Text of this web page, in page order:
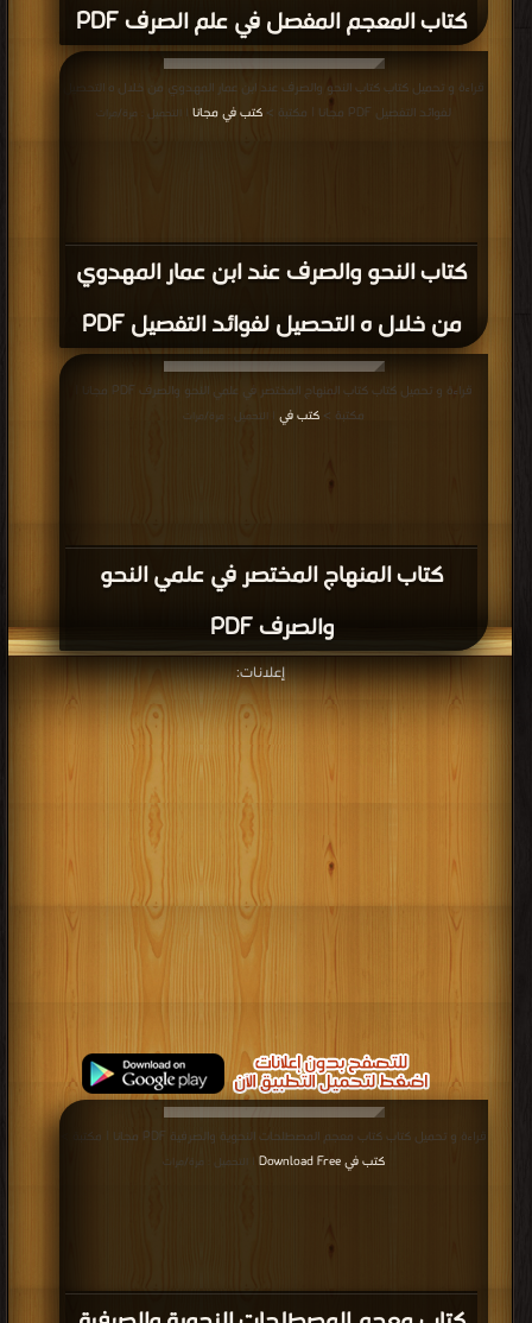
كتاب المعجم المفصل في علم الصرف PDF
كتاب النحو والصرف عند ابن عمار المهدوي
من خلال ه التحصيل لفوائد التفصيل PDF
قراءة و تحميل كتاب كتاب النحو والصرف عند ابن عمار المهدوي من خلال ه التحصيل
لفوائد التفصيل PDF مجانا | مكتبة >
كتب في مجانا | التحميل : مرة/مرات
كتاب المنهاج المختصر في علمي النحو
والصرف PDF
قراءة و تحميل كتاب كتاب المنهاج المختصر في علمي النحو والصرف PDF مجانا |
مكتبة > كتب في | التحميل : مرة/مرات
إعلانات:
قراءة و تحميل كتاب كتاب معجم المصطلحات النحوية والصرفية PDF مجانا | مكتبة >
كتب في Download Free
| التحميل : مرة/مرات